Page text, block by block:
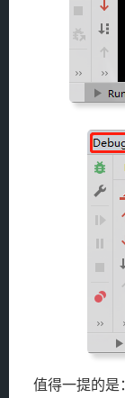
值得一提的是